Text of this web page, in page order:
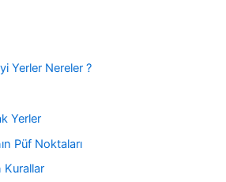
Yerler Nereler ?
Yerler
Püf Noktaları
Kurallar